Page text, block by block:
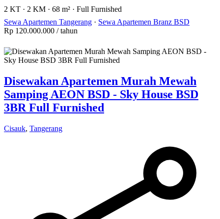
2 KT · 2 KM · 68 m² · Full Furnished
Sewa Apartemen Tangerang · Sewa Apartemen Branz BSD
Rp 120.000.000 / tahun
Disewakan Apartemen Murah Mewah
Samping AEON BSD - Sky House BSD
3BR Full Furnished
Cisauk, Tangerang